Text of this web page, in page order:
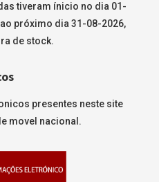
tiveram ínicio no dia 01-
próximo dia 31-08-2026,
de stock.
presentes neste site
movel nacional.